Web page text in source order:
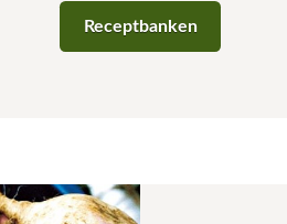
Receptbanken